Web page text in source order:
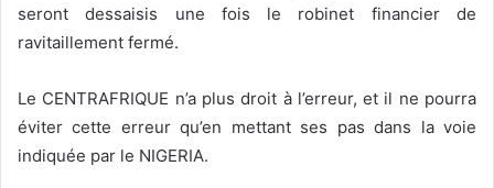
seront dessaisis une fois le robinet financier de
ravitaillement fermé.
Le CENTRAFRIQUE n’a plus droit à l’erreur, et il ne pourra
éviter cette erreur qu’en mettant ses pas dans la voie
indiquée par le NIGERIA.